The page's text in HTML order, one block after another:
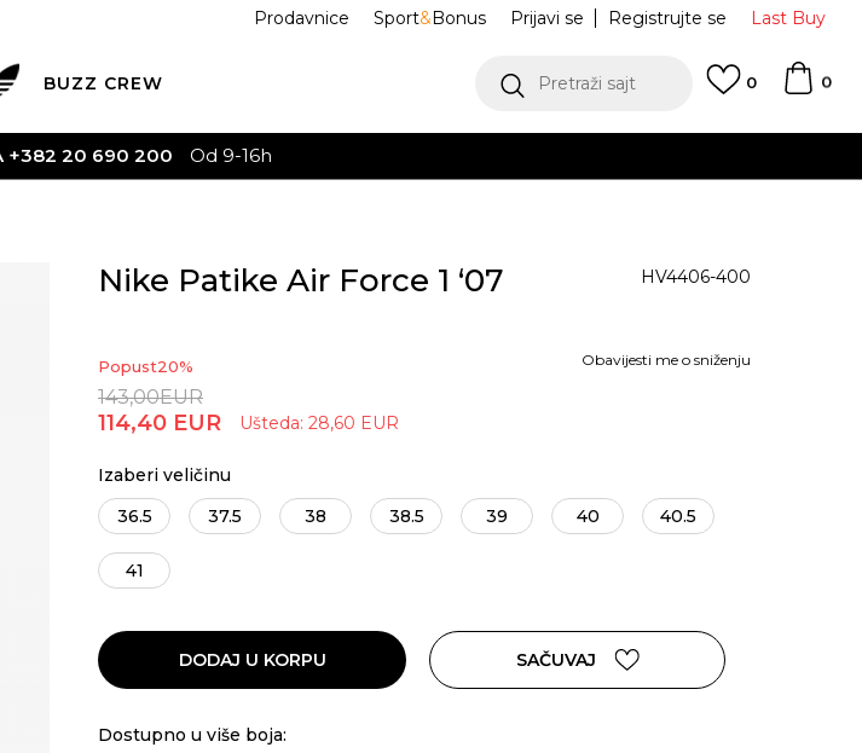
Last Buy
Prijavi se Registrujte se
Prodavnice Sport&Bonus
BUZZ CREW Pretraži sajt 0
0
Nike Patike Air Force 1 ‘07 HV4406-400
Popust20%
143,00EUR
114,40 EUR Ušteda: 28,60 EUR
Obavijesti me o sniženju
Izaberi veličinu
36.5
37.5 38 38.5 39 40 40.5
41
DODAJ U KORPU SAČUVAJ
Dostupno u više boja: